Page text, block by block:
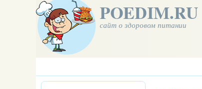
POEDIM.RU
сайт о здоровом питании